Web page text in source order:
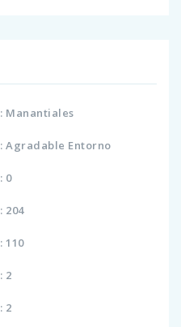
: Manantiales
: Agradable Entorno
: 0
: 204
: 110
: 2
: 2